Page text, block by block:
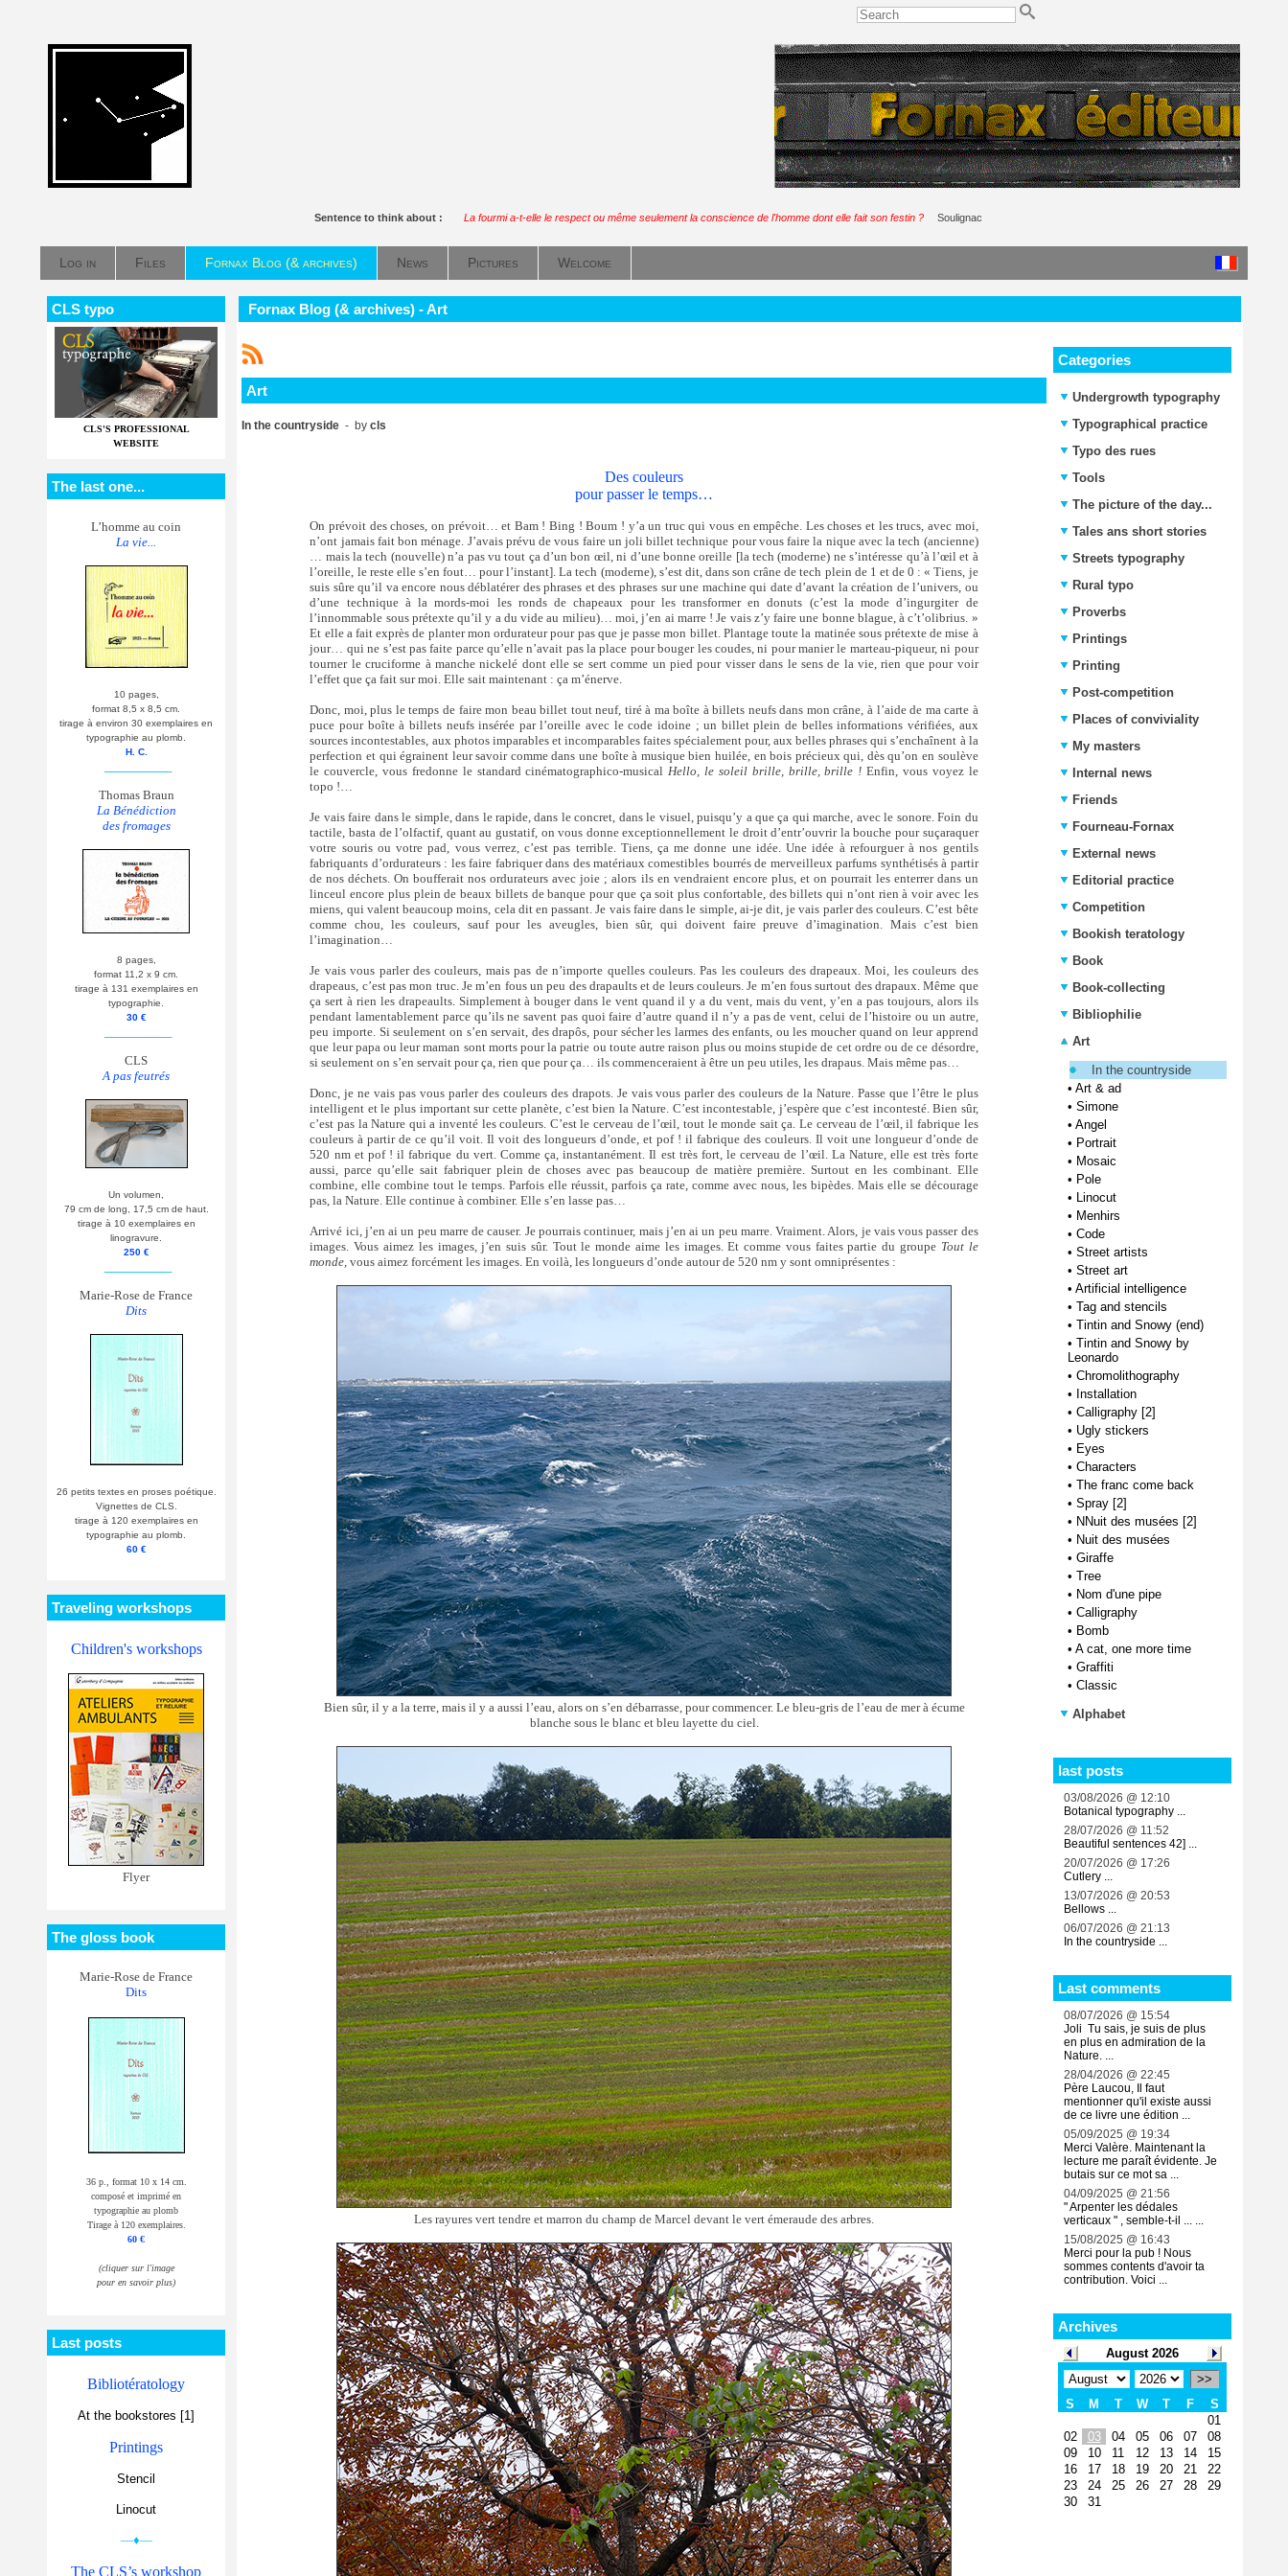
Sentence to think about : La fourmi a-t-elle le respect ou même seulement la conscience de l'homme dont elle fait son festin ? Soulignac
Log in Files Fornax Blog (& archives) News Pictures Welcome
CLS typo
CLS'S PROFESSIONAL
WEBSITE
The last one...
L’homme au coin
La vie...
10 pages,
format 8,5 x 8,5 cm.
tirage à environ 30 exemplaires en
typographie au plomb.
H. C.
Thomas Braun
La Bénédiction
des fromages
8 pages,
format 11,2 x 9 cm.
tirage à 131 exemplaires en
typographie.
30 €
CLS
A pas feutrés
Un volumen,
79 cm de long, 17,5 cm de haut.
tirage à 10 exemplaires en
linogravure.
250 €
Marie-Rose de France
Dits
26 petits textes en proses poétique.
Vignettes de CLS.
tirage à 120 exemplaires en
typographie au plomb.
60 €
Traveling workshops
Children's workshops
Flyer
The gloss book
Marie-Rose de France
Dits
36 p., format 10 x 14 cm.
composé et imprimé en
typographie au plomb
Tirage à 120 exemplaires.
60 €
(cliquer sur l'image
pour en savoir plus)
Last posts
Bibliotératology
At the bookstores [1]
Printings
Stencil
Linocut
—♦—
The CLS’s workshop
Fornax Blog (& archives) - Art
Art
In the countryside - by cls
Des couleurs
pour passer le temps…
On prévoit des choses, on prévoit… et Bam ! Bing ! Boum ! y’a un truc qui vous en empêche. Les choses et les trucs, avec moi,
n’ont jamais fait bon ménage. J’avais prévu de vous faire un joli billet technique pour vous faire la nique avec la tech (ancienne)
… mais la tech (nouvelle) n’a pas vu tout ça d’un bon œil, ni d’une bonne oreille [la tech (moderne) ne s’intéresse qu’à l’œil et à
l’oreille, le reste elle s’en fout… pour l’instant]. La tech (moderne), s’est dit, dans son crâne de tech plein de 1 et de 0 : « Tiens, je
suis sûre qu’il va encore nous déblatérer des phrases et des phrases sur une machine qui date d’avant la création de l’univers, ou
d’une technique à la mords-moi les ronds de chapeaux pour les transformer en donuts (c’est la mode d’ingurgiter de
l’innommable sous prétexte qu’il y a du vide au milieu)… moi, j’en ai marre ! Je vais z’y faire une bonne blague, à c’t’olibrius. »
Et elle a fait exprès de planter mon ordurateur pour pas que je passe mon billet. Plantage toute la matinée sous prétexte de mise à
jour… qui ne s’est pas faite parce qu’elle n’avait pas la place pour bouger les coudes, ni pour manier le marteau-piqueur, ni pour
tourner le cruciforme à manche nickelé dont elle se sert comme un pied pour visser dans le sens de la vie, rien que pour voir
l’effet que ça fait sur moi. Elle sait maintenant : ça m’énerve.
Donc, moi, plus le temps de faire mon beau billet tout neuf, tiré à ma boîte à billets neufs dans mon crâne, à l’aide de ma carte à
puce pour boîte à billets neufs insérée par l’oreille avec le code idoine ; un billet plein de belles informations vérifiées, aux
sources incontestables, aux photos imparables et incomparables faites spécialement pour, aux belles phrases qui s’enchaînent à la
perfection et qui égrainent leur savoir comme dans une boîte à musique bien huilée, en bois précieux qui, dès qu’on en soulève
le couvercle, vous fredonne le standard cinématographico-musical Hello, le soleil brille, brille, brille ! Enfin, vous voyez le
topo !…
Je vais faire dans le simple, dans le rapide, dans le concret, dans le visuel, puisqu’y a que ça qui marche, avec le sonore. Foin du
tactile, basta de l’olfactif, quant au gustatif, on vous donne exceptionnellement le droit d’entr’ouvrir la bouche pour suçaraquer
votre souris ou votre pad, vous verrez, c’est pas terrible. Tiens, ça me donne une idée. Une idée à refourguer à nos gentils
fabriquants d’ordurateurs : les faire fabriquer dans des matériaux comestibles bourrés de merveilleux parfums synthétisés à partir
de nos déchets. On boufferait nos ordurateurs avec joie ; alors ils en vendraient encore plus, et on pourrait les enterrer dans un
linceul encore plus plein de beaux billets de banque pour que ça soit plus confortable, des billets qui n’ont rien à voir avec les
miens, qui valent beaucoup moins, cela dit en passant. Je vais faire dans le simple, ai-je dit, je vais parler des couleurs. C’est bête
comme chou, les couleurs, sauf pour les aveugles, bien sûr, qui doivent faire preuve d’imagination. Mais c’est bien
l’imagination…
Je vais vous parler des couleurs, mais pas de n’importe quelles couleurs. Pas les couleurs des drapeaux. Moi, les couleurs des
drapeaus, c’est pas mon truc. Je m’en fous un peu des drapaults et de leurs couleurs. Je m’en fous surtout des drapaux. Même que
ça sert à rien les drapeaults. Simplement à bouger dans le vent quand il y a du vent, mais du vent, y’en a pas toujours, alors ils
pendant lamentablement parce qu’ils ne savent pas quoi faire d’autre quand il n’y a pas de vent, celui de l’histoire ou un autre,
peu importe. Si seulement on s’en servait, des drapôs, pour sécher les larmes des enfants, ou les moucher quand on leur apprend
que leur papa ou leur maman sont morts pour la patrie ou toute autre raison plus ou moins stupide de cet ordre ou de ce désordre,
si seulement on s’en servait pour ça, rien que pour ça… ils commenceraient à être un peu utiles, les drapaus. Mais même pas…
Donc, je ne vais pas vous parler des couleurs des drapots. Je vais vous parler des couleurs de la Nature. Passe que l’être le plus
intelligent et le plus important sur cette planète, c’est bien la Nature. C’est incontestable, j’espère que c’est incontesté. Bien sûr,
c’est pas la Nature qui a inventé les couleurs. C’est le cerveau de l’œil, tout le monde sait ça. Le cerveau de l’œil, il fabrique les
couleurs à partir de ce qu’il voit. Il voit des longueurs d’onde, et pof ! il fabrique des couleurs. Il voit une longueur d’onde de
520 nm et pof ! il fabrique du vert. Comme ça, instantanément. Il est très fort, le cerveau de l’œil. La Nature, elle est très forte
aussi, parce qu’elle sait fabriquer plein de choses avec pas beaucoup de matière première. Surtout en les combinant. Elle
combine, elle combine tout le temps. Parfois elle réussit, parfois ça rate, comme avec nous, les bipèdes. Mais elle se décourage
pas, la Nature. Elle continue à combiner. Elle s’en lasse pas…
Arrivé ici, j’en ai un peu marre de causer. Je pourrais continuer, mais j’en ai un peu marre. Vraiment. Alors, je vais vous passer des
images. Vous aimez les images, j’en suis sûr. Tout le monde aime les images. Et comme vous faites partie du groupe Tout le
monde, vous aimez forcément les images. En voilà, les longueurs d’onde autour de 520 nm y sont omniprésentes :
Bien sûr, il y a la terre, mais il y a aussi l’eau, alors on s’en débarrasse, pour commencer. Le bleu-gris de l’eau de mer à écume
blanche sous le blanc et bleu layette du ciel.
Les rayures vert tendre et marron du champ de Marcel devant le vert émeraude des arbres.
Categories
Undergrowth typography
Typographical practice
Typo des rues
Tools
The picture of the day...
Tales ans short stories
Streets typography
Rural typo
Proverbs
Printings
Printing
Post-competition
Places of conviviality
My masters
Internal news
Friends
Fourneau-Fornax
External news
Editorial practice
Competition
Bookish teratology
Book
Book-collecting
Bibliophilie
Art
In the countryside
• Art & ad
• Simone
• Angel
• Portrait
• Mosaic
• Pole
• Linocut
• Menhirs
• Code
• Street artists
• Street art
• Artificial intelligence
• Tag and stencils
• Tintin and Snowy (end)
• Tintin and Snowy by
Leonardo
• Chromolithography
• Installation
• Calligraphy [2]
• Ugly stickers
• Eyes
• Characters
• The franc come back
• Spray [2]
• NNuit des musées [2]
• Nuit des musées
• Giraffe
• Tree
• Nom d'une pipe
• Calligraphy
• Bomb
• A cat, one more time
• Graffiti
• Classic
Alphabet
last posts
03/08/2026 @ 12:10
Botanical typography ...
28/07/2026 @ 11:52
Beautiful sentences 42] ...
20/07/2026 @ 17:26
Cutlery ...
13/07/2026 @ 20:53
Bellows ...
06/07/2026 @ 21:13
In the countryside ...
Last comments
08/07/2026 @ 15:54
Joli Tu sais, je suis de plus
en plus en admiration de la
Nature. ...
28/04/2026 @ 22:45
Père Laucou, Il faut
mentionner qu'il existe aussi
de ce livre une édition ...
05/09/2025 @ 19:34
Merci Valère. Maintenant la
lecture me paraît évidente. Je
butais sur ce mot sa ...
04/09/2025 @ 21:56
" Arpenter les dédales
verticaux " , semble-t-il ... ...
15/08/2025 @ 16:43
Merci pour la pub ! Nous
sommes contents d'avoir ta
contribution. Voici ...
Archives
August 2026
>>
S
M T W T F
S
01
02
03 04 05 06 07
08
09
10 11 12 13 14
15
16
17 18 19 20 21
22
23
24 25 26 27 28
29
30
31